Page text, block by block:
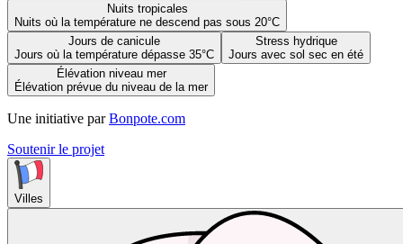
Nuits tropicales
Nuits où la température ne descend pas sous 20°C
Jours de canicule
Jours où la température dépasse 35°C
Stress hydrique
Jours avec sol sec en été
Élévation niveau mer
Élévation prévue du niveau de la mer
Une initiative par Bonpote.com
Soutenir le projet
Villes